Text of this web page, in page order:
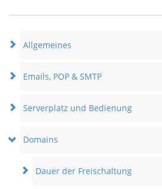
Allgemeines
Emails, POP & SMTP
Serverplatz und Bedienung
Domains
Dauer der Freischaltung